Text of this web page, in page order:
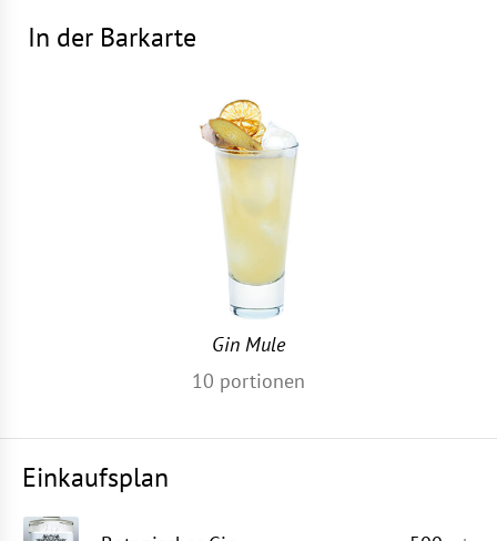
In der Barkarte
Gin Mule
10 portionen
Einkaufsplan